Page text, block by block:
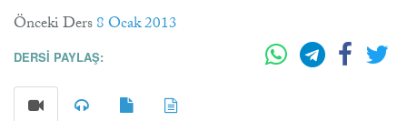
Önceki Ders8 Ocak 2013
DERSİ PAYLAŞ: